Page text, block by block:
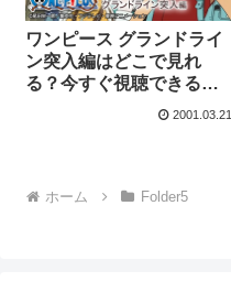
ワンピース グランドライ
ン突入編はどこで見れ
る？今すぐ視聴できる動
画配信サービスを紹介！
2001.03.21
ホーム Folder5